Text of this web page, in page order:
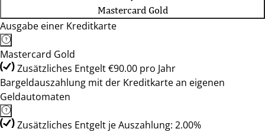
Mastercard Gold
Ausgabe einer Kreditkarte
Mastercard Gold
Zusätzliches Entgelt €90.00 pro Jahr
Bargeldauszahlung mit der Kreditkarte an eigenen
Geldautomaten
Zusätzliches Entgelt je Auszahlung: 2.00%